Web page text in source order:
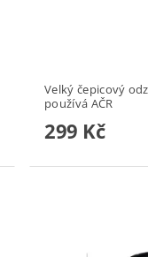
Velký čepicový
používá AČR
299 Kč